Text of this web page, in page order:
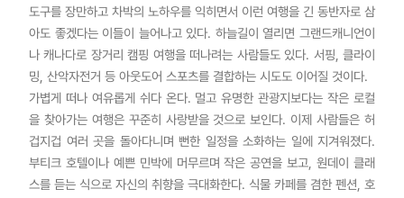
도구를 장만하고 차박의 노하우를 익히면서 이런 여행을 긴 동반자로 삼
아도 좋겠다는 이들이 늘어나고 있다. 하늘길이 열리면 그랜드캐니언이
나 캐나다로 장거리 캠핑 여행을 떠나려는 사람들도 있다. 서핑, 클라이
밍, 산악자전거 등 아웃도어 스포츠를 결합하는 시도도 이어질 것이다.
가볍게 떠나 여유롭게 쉬다 온다. 멀고 유명한 관광지보다는 작은 로컬
을 찾아가는 여행은 꾸준히 사랑받을 것으로 보인다. 이제 사람들은 허
겁지겁 여러 곳을 돌아다니며 뻔한 일정을 소화하는 일에 지겨워졌다.
부티크 호텔이나 예쁜 민박에 머무르며 작은 공연을 보고, 원데이 클래
스를 듣는 식으로 자신의 취향을 극대화한다. 식물 카페를 겸한 펜션, 호